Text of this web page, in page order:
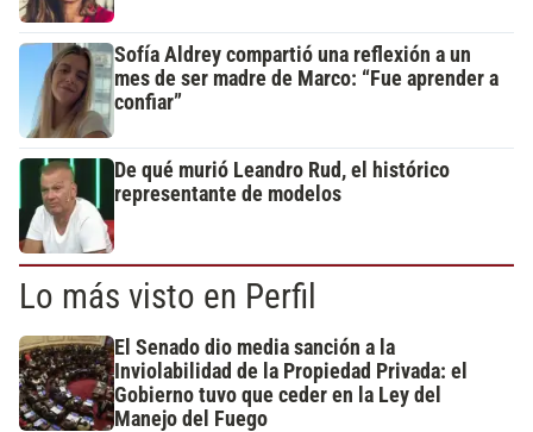
Sofía Aldrey compartió una reflexión a un
mes de ser madre de Marco: “Fue aprender a
confiar”
De qué murió Leandro Rud, el histórico
representante de modelos
Lo más visto en Perfil
El Senado dio media sanción a la
Inviolabilidad de la Propiedad Privada: el
Gobierno tuvo que ceder en la Ley del
Manejo del Fuego